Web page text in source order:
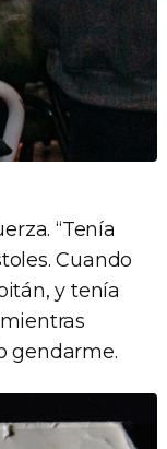
“Tenía
Cuando
y tenía
gendarme.